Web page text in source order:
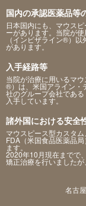
国内の承認医薬品等
日本国内にも、マウス
ーがあります。当院が
（インビザライン®）
があります。
入手経路等
当院が治療に用いるマ
®）は、米国アライン・
社のグループ会社であ
入手しています。
諸外国における安全
マウスピース型カスタ
FDA（米国食品医薬品
ます。
2020年10月現在までで
矯正治療を行いました
名古